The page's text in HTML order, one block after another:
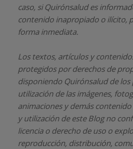
caso, si Quirónsaludes
contenido inapropiado o ilícito,
forma inmediata.
Los textos, artículos y
protegidos por derechos de
disponiendo Quirónsaludde los
utilización de las imágenes,
animaciones y demás
y utilización de este Blog no
licencia o derecho de uso o
reproducción, distribución,